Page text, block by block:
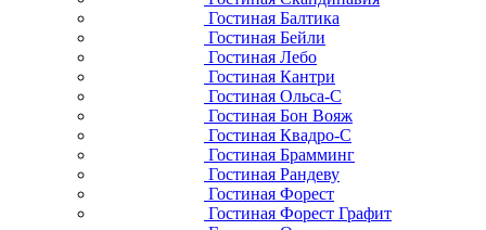
Гостиная Балтика
Гостиная Бейли
Гостиная Лебо
Гостиная Кантри
Гостиная Ольса-С
Гостиная Бон Вояж
Гостиная Квадро-С
Гостиная Брамминг
Гостиная Рандеву
Гостиная Форест
Гостиная Форест Графит